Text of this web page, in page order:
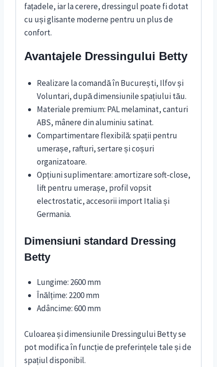
fațadele, iar la cerere, dressingul poate fi dotat
cu uși glisante moderne pentru un plus de
confort.
Avantajele Dressingului Betty
Realizare la comandă în București, Ilfov și
Voluntari, după dimensiunile spațiului tău.
Materiale premium: PAL melaminat, canturi
ABS, mânere din aluminiu satinat.
Compartimentare flexibilă: spații pentru
umerașe, rafturi, sertare și coșuri
organizatoare.
Opțiuni suplimentare: amortizare soft-close,
lift pentru umerașe, profil vopsit
electrostatic, accesorii import Italia și
Germania.
Dimensiuni standard Dressing
Betty
Lungime: 2600 mm
Înălțime: 2200 mm
Adâncime: 600 mm
Culoarea și dimensiunile Dressingului Betty se
pot modifica în funcție de preferințele tale și de
spațiul disponibil.